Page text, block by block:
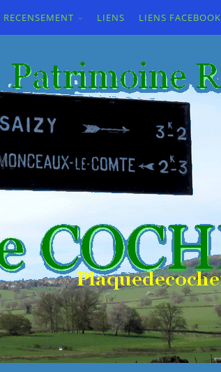
LIENS LIENS FACEBOOK